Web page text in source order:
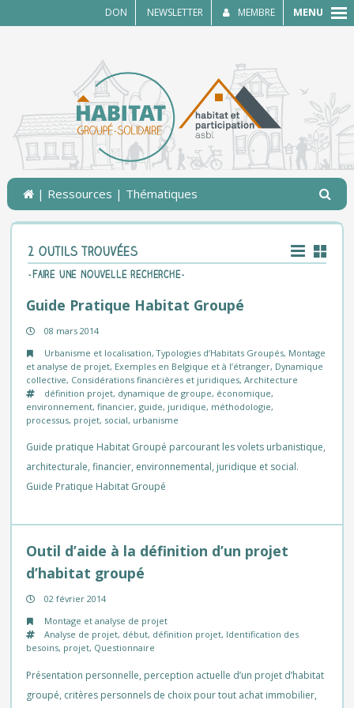
DON NEWSLETTER MEMBRE MENU
| Ressources | Thématiques
2 outils trouvées
-Faire une nouvelle recherche-
Guide Pratique Habitat Groupé
08 mars 2014
Urbanisme et localisation,Typologies d’Habitats Groupés, Montage
et analyse de projet, Exemples en Belgique et à l’étranger, Dynamique
collective, Considérations financières et juridiques,Architecture
définition projet, dynamique de groupe, économique,
environnement,financier,guide, juridique, méthodologie,
processus, projet, social, urbanisme
Guide pratique Habitat Groupé parcourant les volets urbanistique,
architecturale, financier, environnemental, juridique et social.
Guide Pratique Habitat Groupé
Outil d’aide à la définition d’un projet
d’habitat groupé
02 février 2014
Montage et analyse de projet
Analyse de projet, début, définition projet, Identification des
besoins, projet, Questionnaire
Présentation personnelle, perception actuelle d’un projet d’habitat
groupé, critères personnels de choix pour tout achat immobilier,